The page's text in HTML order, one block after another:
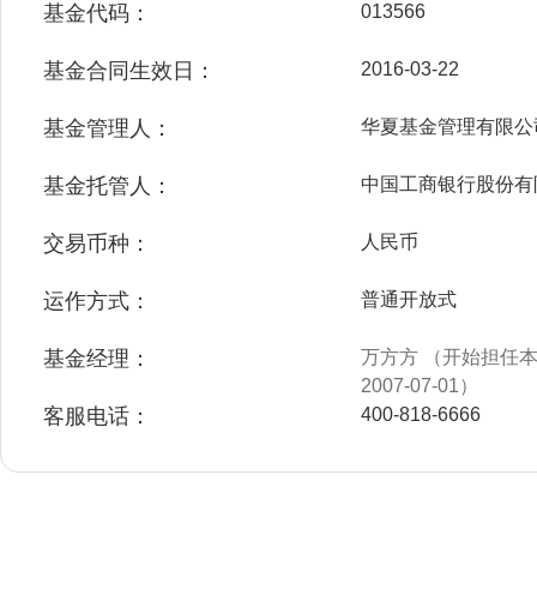
基金代码： 013566
基金合同生效日： 2016-03-22
基金管理人： 华夏基金管理有限公
基金托管人： 中国工商银行股份
交易币种： 人民币
运作方式： 普通开放式
基金经理：
万方方 （开始担任
2007-07-01）
客服电话： 400-818-6666